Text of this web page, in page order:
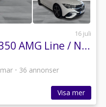
16 juli
Mercedes-Benz Eqe 350 AMG Line / Nightpackage / Drag / Elstolar
• 36 annonser
Visa mer